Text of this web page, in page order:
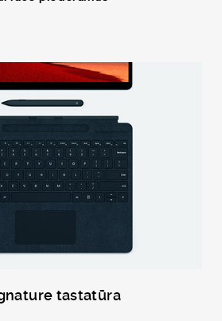
tastatūra